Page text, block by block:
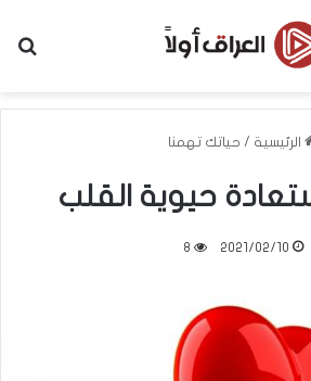
الرئيسية / حياتك تهمنا
حيوية القلب
2021/02/10
8